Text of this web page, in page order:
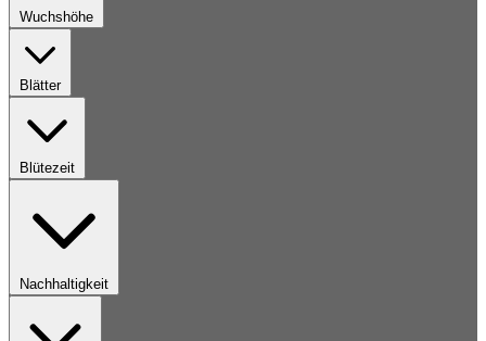
Wuchshöhe
Blätter
Blütezeit
Nachhaltigkeit